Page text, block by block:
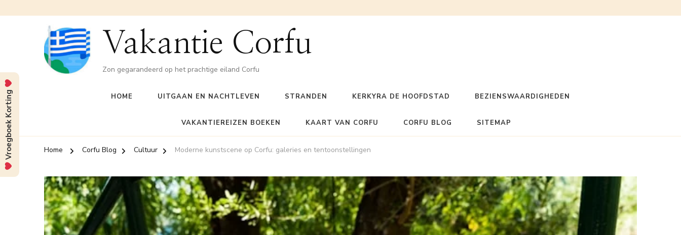
Vakantie Corfu
Zon gegarandeerd op het prachtige eiland Corfu
HOME UITGAAN EN NACHTLEVEN STRANDEN KERKYRA DE HOOFDSTAD BEZIENSWAARDIGHEDEN
VAKANTIEREIZEN BOEKEN KAART VAN CORFU CORFU BLOG SITEMAP
Home Corfu Blog Cultuur Moderne kunstscene op Corfu: galeries en tentoonstellingen
Vroegboek Korting